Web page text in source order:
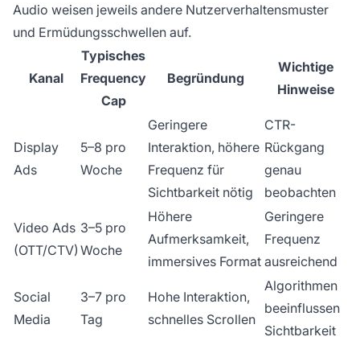
Audio weisen jeweils andere Nutzerverhaltensmuster
und Ermüdungsschwellen auf.
Kanal
Typisches
Frequency
Cap
Begründung
Wichtige
Hinweise
Display
Ads
5–8 pro
Woche
Geringere
Interaktion, höhere
Frequenz für
Sichtbarkeit nötig
CTR-
Rückgang
genau
beobachten
Video Ads
(OTT/CTV)
3–5 pro
Woche
Höhere
Aufmerksamkeit,
immersives Format
Geringere
Frequenz
ausreichend
Social
Media
3–7 pro
Tag
Hohe Interaktion,
schnelles Scrollen
Algorithmen
beeinflussen
Sichtbarkeit